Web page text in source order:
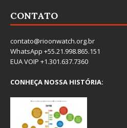
CONTATO
contato@rioonwatch.org.br
WhatsApp +55.21.998.865.151
EUA VOIP +1.301.637.7360
CONHEÇA NOSSA HISTÓRIA: